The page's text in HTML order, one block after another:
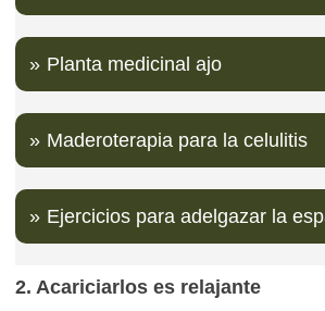
Planta medicinal ajo
Maderoterapia para la celulitis
Ejercicios para adelgazar la
2. Acariciarlos es relajante